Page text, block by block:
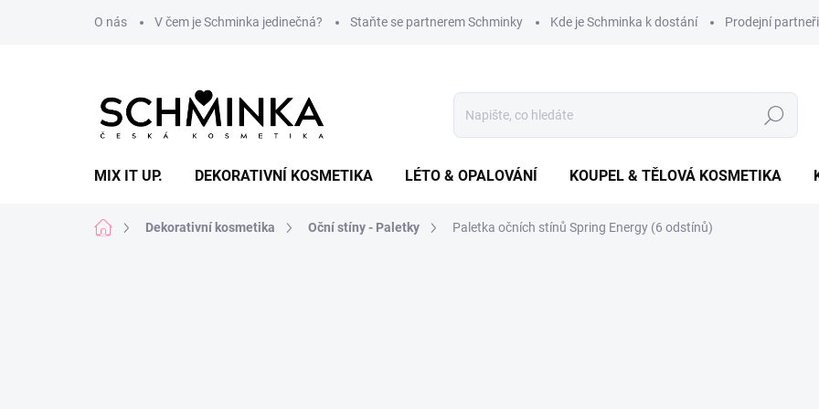
O nás V čem je Schminka jedinečná? Staňte se partnerem Schminky Kde je Schminka k dostání Prodejní partneři
Hledat
MIX IT UP. DEKORATIVNÍ KOSMETIKA LÉTO & OPALOVÁNÍ KOUPEL & TĚLOVÁ KOSMETIKA
Domů Dekorativní kosmetika Oční stíny - Paletky Paletka očních stínů Spring Energy (6 odstínů)